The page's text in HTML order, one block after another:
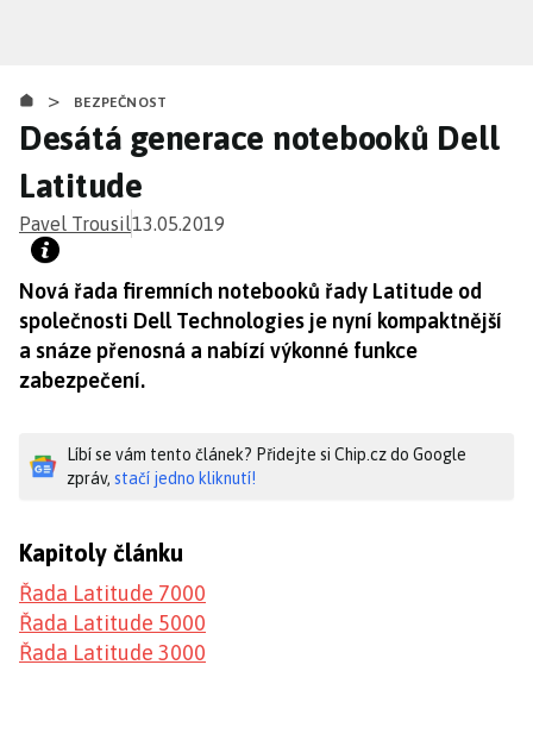
obsahu
> BEZPEČNOST
Desátá generace notebooků Dell
Latitude
Pavel Trousil13.05.2019
Nová řada firemních notebooků řady Latitude od
společnosti Dell Technologies je nyní kompaktnější
a snáze přenosná a nabízí výkonné funkce
zabezpečení.
Líbí se vám tento článek? Přidejte si Chip.cz do Google
zpráv, stačí jedno kliknutí!
Kapitoly článku
Řada Latitude 7000
Řada Latitude 5000
Řada Latitude 3000